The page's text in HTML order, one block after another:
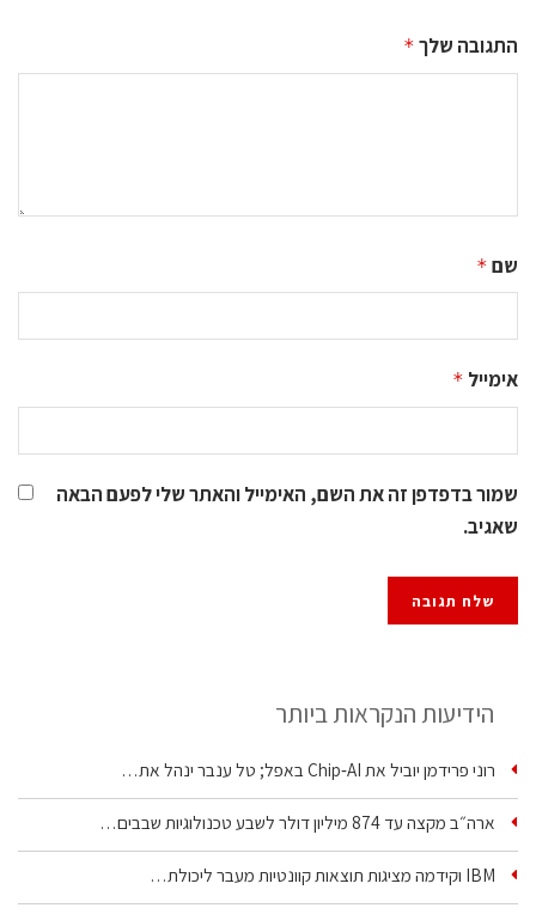
התגובה שלך *
שם *
אימייל *
שמור בדפדפן זה את השם, האימייל והאתר שלי לפעם הבאה
שאגיב.
הידיעות הנקראות ביותר
רוני פרידמן יוביל את Chip‑AI באפל; טל ענבר ינהל את…
ארה״ב מקצה עד 874 מיליון דולר לשבע טכנולוגיות שבבים…
IBM וקידמה מציגות תוצאות קוונטיות מעבר ליכולת…